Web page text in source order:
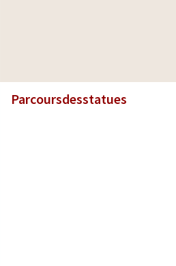
Parcoursdesstatues